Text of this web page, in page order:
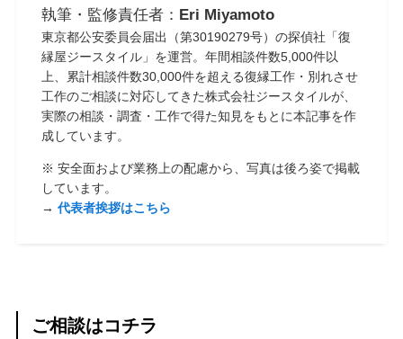
執筆・監修責任者： Eri Miyamoto
東京都公安委員会届出（第30190279号）の探偵社「復
縁屋ジースタイル」を運営。年間相談件数5,000件以
上、累計相談件数30,000件を超える復縁工作・別れさせ
工作のご相談に対応してきた株式会社ジースタイルが、
実際の相談・調査・工作で得た知見をもとに本記事を作
成しています。
※ 安全面および業務上の配慮から、写真は後ろ姿で掲載
しています。
→代表者挨拶はこちら
ご相談はコチラ